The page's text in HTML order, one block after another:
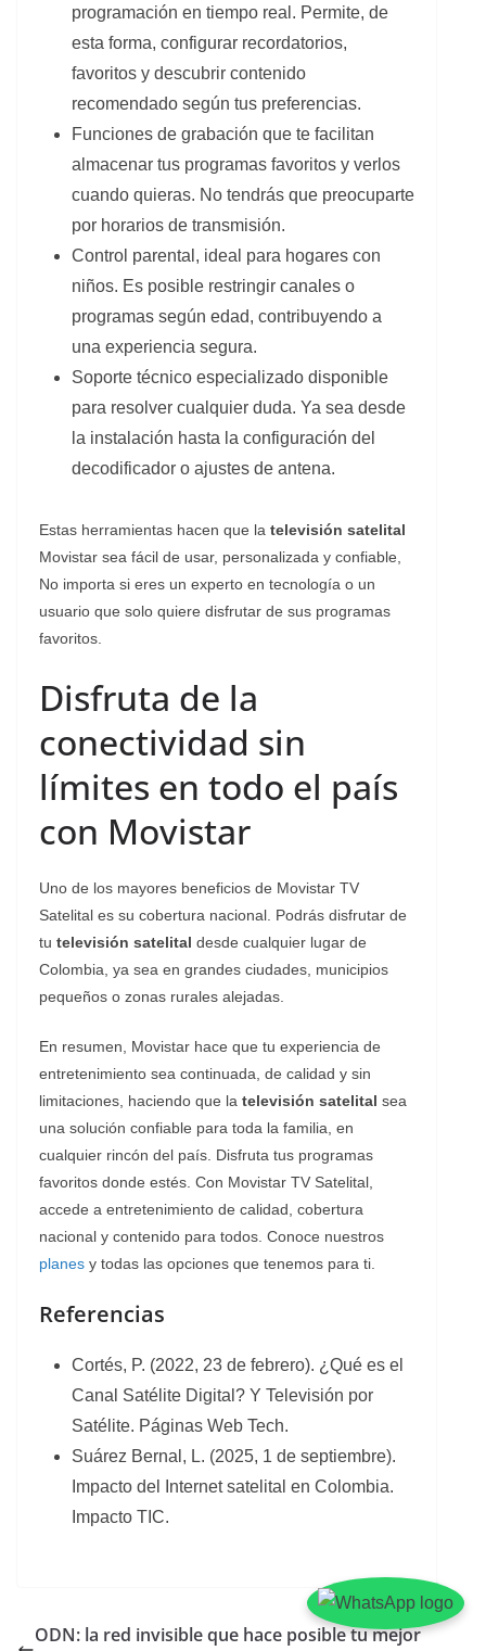
programación en tiempo real. Permite, de
esta forma, configurar recordatorios,
favoritos y descubrir contenido
recomendado según tus preferencias.
Funciones de grabación que te facilitan
almacenar tus programas favoritos y verlos
cuando quieras. No tendrás que preocuparte
por horarios de transmisión.
Control parental, ideal para hogares con
niños. Es posible restringir canales o
programas según edad, contribuyendo a
una experiencia segura.
Soporte técnico especializado disponible
para resolver cualquier duda. Ya sea desde
la instalación hasta la configuración del
decodificador o ajustes de antena.
Estas herramientas hacen que la televisión satelital
Movistar sea fácil de usar, personalizada y confiable,
No importa si eres un experto en tecnología o un
usuario que solo quiere disfrutar de sus programas
favoritos.
Disfruta de la
conectividad sin
límites en todo el país
con Movistar
Uno de los mayores beneficios de Movistar TV
Satelital es su cobertura nacional. Podrás disfrutar de
tu televisión satelital desde cualquier lugar de
Colombia, ya sea en grandes ciudades, municipios
pequeños o zonas rurales alejadas.
En resumen, Movistar hace que tu experiencia de
entretenimiento sea continuada, de calidad y sin
limitaciones, haciendo que la televisión satelital sea
una solución confiable para toda la familia, en
cualquier rincón del país. Disfruta tus programas
favoritos donde estés. Con Movistar TV Satelital,
accede a entretenimiento de calidad, cobertura
nacional y contenido para todos. Conoce nuestros
planes y todas las opciones que tenemos para ti.
Referencias
Cortés, P. (2022, 23 de febrero). ¿Qué es el
Canal Satélite Digital? Y Televisión por
Satélite. Páginas Web Tech.
Suárez Bernal, L. (2025, 1 de septiembre).
Impacto del Internet satelital en Colombia.
Impacto TIC.
ODN: la red invisible que hace posible tu mejor